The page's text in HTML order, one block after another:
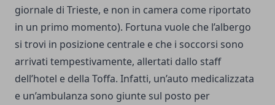
giornale di Trieste, e non in camera come riportato
in un primo momento). Fortuna vuole che l’albergo
si trovi in posizione centrale e che i soccorsi sono
arrivati tempestivamente, allertati dallo staff
dell’hotel e della Toffa. Infatti, un’auto medicalizzata
e un’ambulanza sono giunte sul posto per